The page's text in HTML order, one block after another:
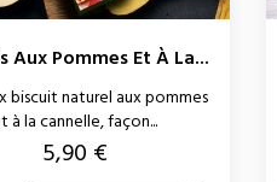
Aux Pommes Et À La...
biscuit naturel aux pommes
à la cannelle, façon...
Prix
5,90 €